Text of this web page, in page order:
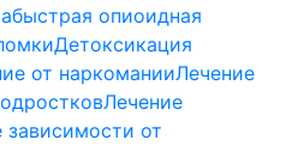
опиоидная
Детоксикация
от наркоманииЛечение
Лечение
зависимости от